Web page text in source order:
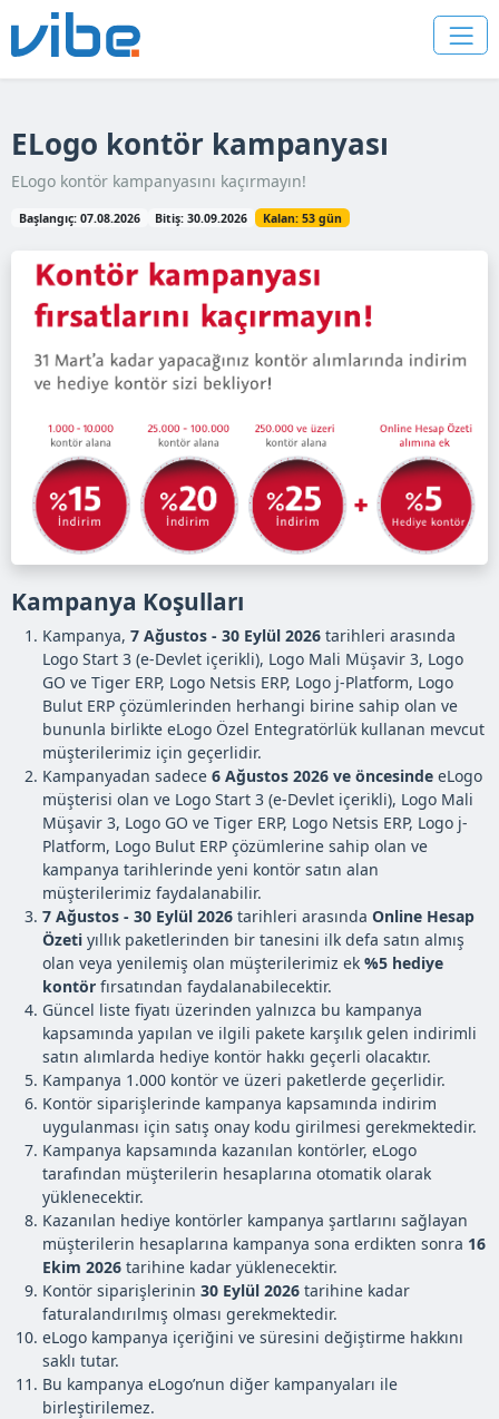
ELogo kontör kampanyası
ELogo kontör kampanyasını kaçırmayın!
Başlangıç: 07.08.2026 Bitiş: 30.09.2026 Kalan: 53 gün
Kampanya Koşulları
Kampanya, 7 Ağustos - 30 Eylül 2026 tarihleri arasında
Logo Start 3 (e-Devlet içerikli), Logo Mali Müşavir 3, Logo
GO ve Tiger ERP, Logo Netsis ERP, Logo j-Platform, Logo
Bulut ERP çözümlerinden herhangi birine sahip olan ve
bununla birlikte eLogo Özel Entegratörlük kullanan mevcut
müşterilerimiz için geçerlidir.
Kampanyadan sadece 6 Ağustos 2026 ve öncesinde eLogo
müşterisi olan ve Logo Start 3 (e-Devlet içerikli), Logo Mali
Müşavir 3, Logo GO ve Tiger ERP, Logo Netsis ERP, Logo j-
Platform, Logo Bulut ERP çözümlerine sahip olan ve
kampanya tarihlerinde yeni kontör satın alan
müşterilerimiz faydalanabilir.
7 Ağustos - 30 Eylül 2026 tarihleri arasında Online Hesap
Özeti yıllık paketlerinden bir tanesini ilk defa satın almış
olan veya yenilemiş olan müşterilerimiz ek %5 hediye
kontör fırsatından faydalanabilecektir.
Güncel liste fiyatı üzerinden yalnızca bu kampanya
kapsamında yapılan ve ilgili pakete karşılık gelen indirimli
satın alımlarda hediye kontör hakkı geçerli olacaktır.
Kampanya 1.000 kontör ve üzeri paketlerde geçerlidir.
Kontör siparişlerinde kampanya kapsamında indirim
uygulanması için satış onay kodu girilmesi gerekmektedir.
Kampanya kapsamında kazanılan kontörler, eLogo
tarafından müşterilerin hesaplarına otomatik olarak
yüklenecektir.
Kazanılan hediye kontörler kampanya şartlarını sağlayan
müşterilerin hesaplarına kampanya sona erdikten sonra 16
Ekim 2026 tarihine kadar yüklenecektir.
Kontör siparişlerinin 30 Eylül 2026 tarihine kadar
faturalandırılmış olması gerekmektedir.
eLogo kampanya içeriğini ve süresini değiştirme hakkını
saklı tutar.
Bu kampanya eLogo’nun diğer kampanyaları ile
birleştirilemez.